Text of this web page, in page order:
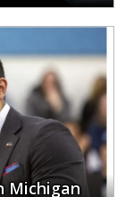
Michigan